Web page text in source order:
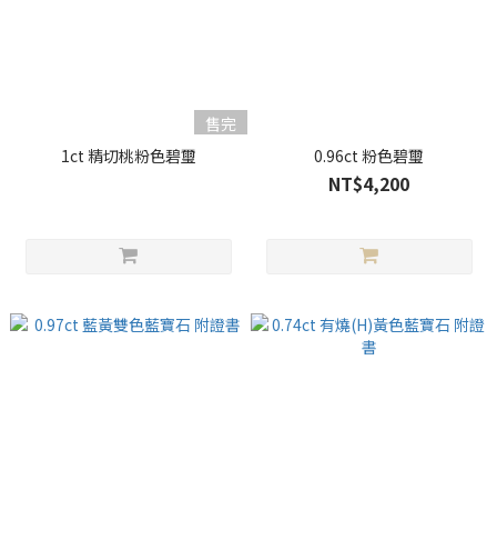
售完
1ct 精切桃粉色碧璽
0.96ct 粉色碧璽
NT$4,200